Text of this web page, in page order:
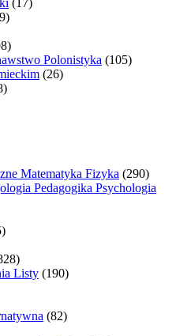
(17)
Polonistyka (105)
(26)
Matematyka Fizyka (290)
Pedagogika Psychologia
Listy (190)
(82)